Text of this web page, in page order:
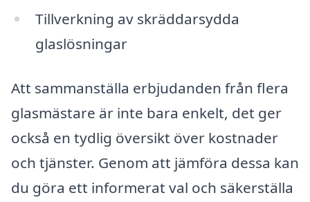
Tillverkning av skräddarsydda
glaslösningar
Att sammanställa erbjudanden från flera
glasmästare är inte bara enkelt, det ger
också en tydlig översikt över kostnader
och tjänster. Genom att jämföra dessa kan
du göra ett informerat val och säkerställa